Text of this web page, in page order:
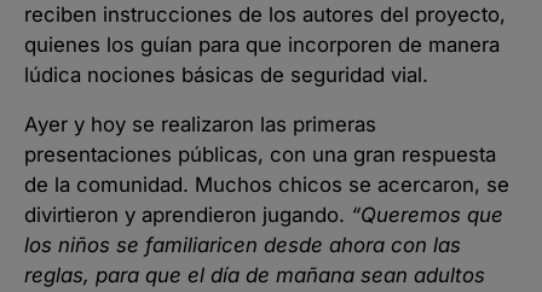
reciben instrucciones de los autores del proyecto,
quienes los guían para que incorporen de manera
lúdica nociones básicas de seguridad vial.
Ayer y hoy se realizaron las primeras
presentaciones públicas, con una gran respuesta
de la comunidad. Muchos chicos se acercaron, se
divirtieron y aprendieron jugando. “Queremos que
los niños se familiaricen desde ahora con las
reglas, para que el día de mañana sean adultos